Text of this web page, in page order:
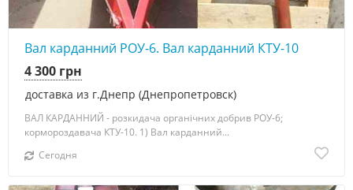
Вал карданний РОУ-6. Вал карданний КТУ-10
доставка из г.Днепр (Днепропетровск)
4 300 грн
ВАЛ КАРДАННИЙ - розкидача органічних добрив РОУ-6;
кормороздавача КТУ-10. 1) Вал карданний...
Сегодня